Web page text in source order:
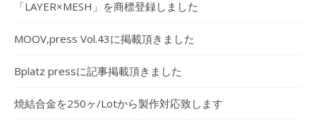
「LAYER×MESH」を商標登録しました
MOOV,press Vol.43に掲載頂きました
Bplatz pressに記事掲載頂きました
焼結合金を250ヶ/Lotから製作対応致します